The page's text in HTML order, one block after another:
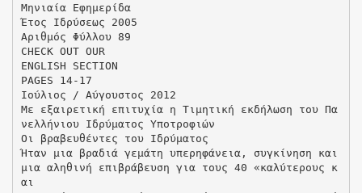
Μηνιαία Εφημερίδα
Έτος Ιδρύσεως 2005
Αριθμός Φύλλου 89
CHECK OUT OUR
ENGLISH SECTION
PAGES 14-17
Iούλιος / Αύγουστος 2012
Με εξαιρετική επιτυχία η Τιμητική εκδήλωση του Πα
νελλήνιου Ιδρύματος Υποτροφιών
Οι βραβευθέντες του Ιδρύματος
Ήταν μια βραδιά γεμάτη υπερηφάνεια, συγκίνηση και
μια αληθινή επιβράβευση για τους 40 «καλύτερους κ
αι